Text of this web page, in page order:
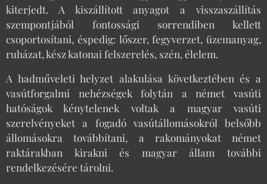
kiterjedt. A kiszállított anyagot a visszaszállítás
szempontjából fontossági sorrendiben kellett
csoportosítani, éspedig: lőszer, fegyverzet, üzemanyag,
ruházat, kész katonai felszerelés, szén, élelem.
A hadműveleti helyzet alakulása következtében és a
vasútforgalmi nehézségek folytán a német vasúti
hatóságok kénytelenek voltak a magyar vasúti
szerelvényeket a fogadó vasútállomásokról belsőbb
állomásokra továbbítani, a rakományokat német
raktárakban kirakni és magyar állam további
rendelkezésére tárolni.